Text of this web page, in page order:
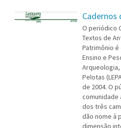
Cadernos
O periódico
Textos de
Patrimônio
Ensino e
Pelotas
de 2004. O
comunidade
dos três
dão nome à
dimensão